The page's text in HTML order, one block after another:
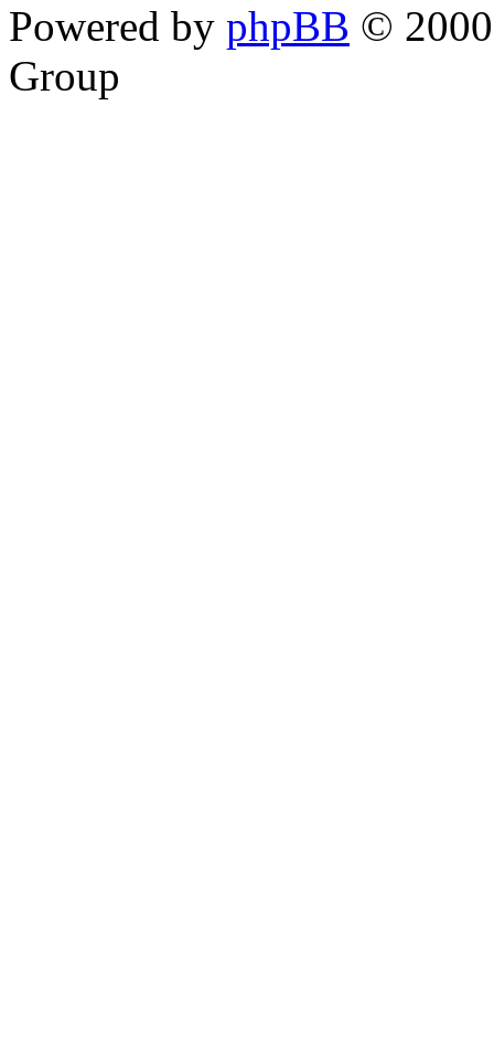
Powered by phpBB ©
Group